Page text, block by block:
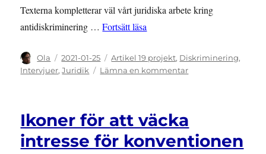
Texterna kompletterar väl vårt juridiska arbete kring
antidiskriminering …Fortsätt läsa
Författare
Ola
Publicerat
den
2021-01-25 Kategorier
Artikel 19 projekt, Diskriminering,
Intervjuer,Juridik Lämna en kommentartill
webbtillgänglighet
och
Covid-
Ikoner för att väcka
intresse för konventionen